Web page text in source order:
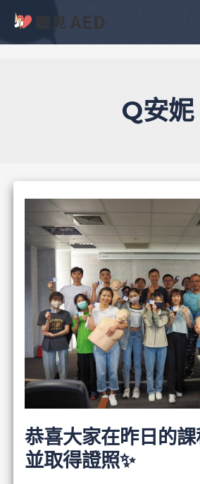
主
Q安妮
恭喜大家在昨日的課
並取得證照✨
彙
整